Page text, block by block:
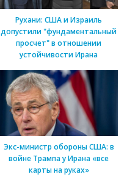
Рухани: США и Израиль
допустили "фундаментальный
просчет" в отношении
устойчивости Ирана
Экс-министр обороны США: в
войне Трампа у Ирана «все
карты на руках»